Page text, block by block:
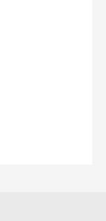
получи